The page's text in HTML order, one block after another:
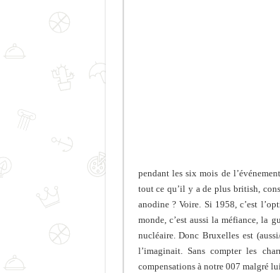
pendant les six mois de
tout ce qu’il y a de plus british,
anodine ? Voire. Si 1958, c’est
monde, c’est aussi la méfiance, la
nucléaire. Donc Bruxelles est
l’imaginait. Sans compter les
compensations à notre 007 malgré